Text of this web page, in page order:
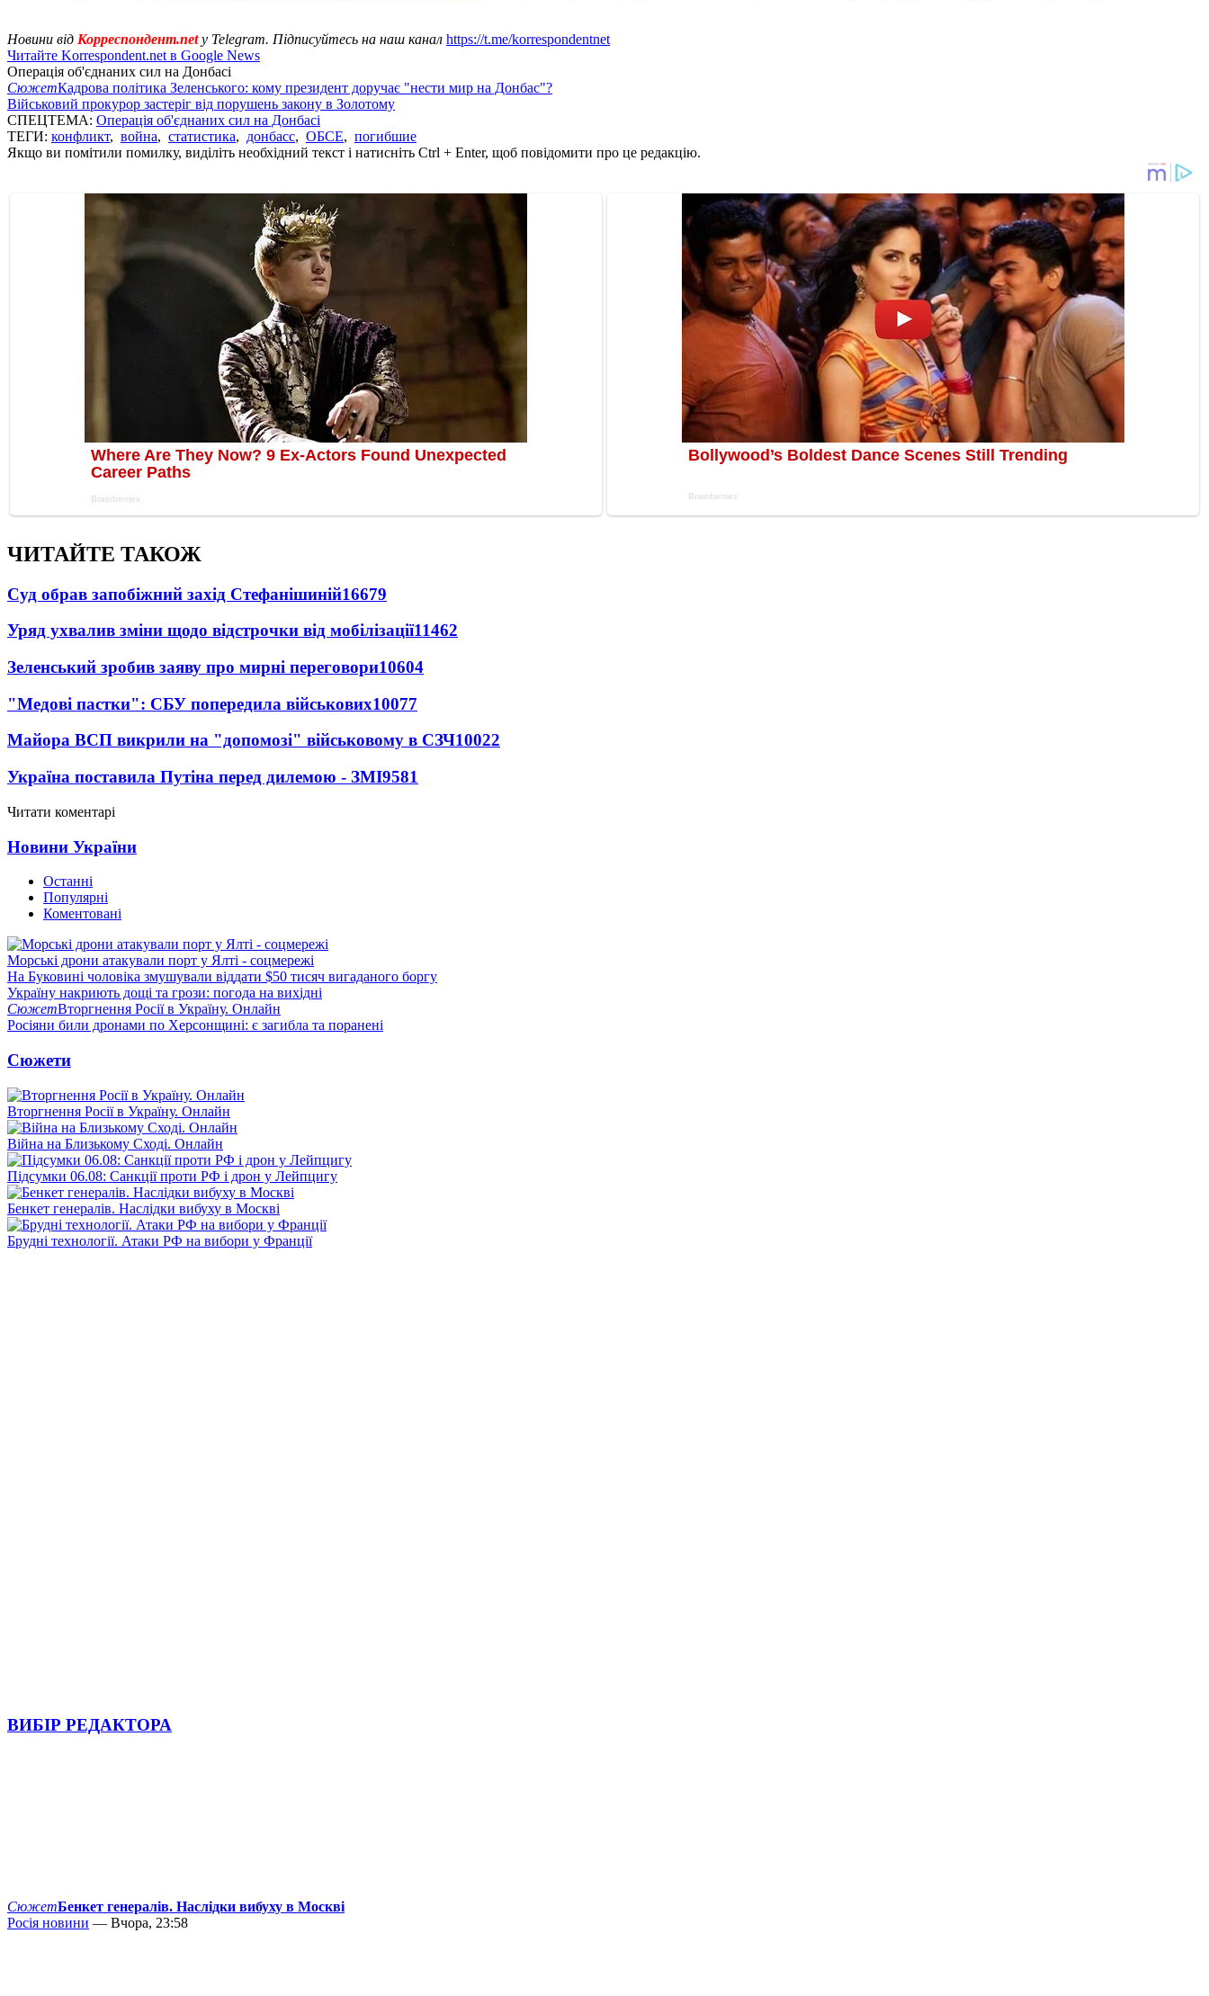
Новини від Корреспондент.net у Telegram. Підписуйтесь на наш канал https://t.me/korrespondentnet
Читайте Korrespondent.net в Google News
Операція об'єднаних сил на Донбасі
СюжетКадрова політика Зеленського: кому президент доручає "нести мир на Донбас"?
Військовий прокурор застеріг від порушень закону в Золотому
СПЕЦТЕМА: Операція об'єднаних сил на Донбасі
ТЕГИ: конфликт, война, статистика, донбасс, ОБСЕ, погибшие
Якщо ви помітили помилку, виділіть необхідний текст і натисніть Ctrl + Enter, щоб повідомити про це редакцію.
ЧИТАЙТЕ ТАКОЖ
Суд обрав запобіжний захід Стефанішиній16679
Уряд ухвалив зміни щодо відстрочки від мобілізації11462
Зеленський зробив заяву про мирні переговори10604
"Медові пастки": СБУ попередила військових10077
Майора ВСП викрили на "допомозі" військовому в СЗЧ10022
Україна поставила Путіна перед дилемою - ЗМІ9581
Читати коментарі
Новини України
Останні
Популярні
Коментовані
Морські дрони атакували порт у Ялті - соцмережі
На Буковині чоловіка змушували віддати $50 тисяч вигаданого боргу
Україну накриють дощі та грози: погода на вихідні
СюжетВторгнення Росії в Україну. Онлайн
Росіяни били дронами по Херсонщині: є загибла та поранені
Сюжети
Вторгнення Росії в Україну. Онлайн
Війна на Близькому Сході. Онлайн
Підсумки 06.08: Санкції проти РФ і дрон у Лейпцигу
Бенкет генералів. Наслідки вибуху в Москві
Брудні технології. Атаки РФ на вибори у Франції
ВИБІР РЕДАКТОРА
СюжетБенкет генералів. Наслідки вибуху в Москві
Росія новини — Вчора, 23:58